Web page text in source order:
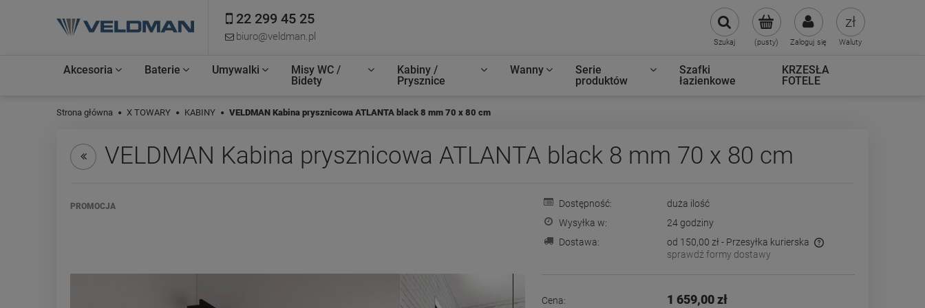
22 299 45 25
biuro@veldman.pl (pusty) Zaloguj się
Szukaj Waluty
Akcesoria Baterie Umywalki
Misy WC /
Bidety
Kabiny /
Prysznice
Wanny
Serie
produktów
Szafki
łazienkowe
KRZESŁA
FOTELE
Strona główna X TOWARY KABINY VELDMAN Kabina prysznicowa ATLANTA black 8 mm 70 x 80 cm
VELDMAN Kabina prysznicowa ATLANTA black 8 mm 70 x 80 cm
PROMOCJA Dostępność:
duża ilość
Wysyłka w:
24 godziny
Dostawa:
od 150,00 zł - Przesyłka kurierska
sprawdź formy dostawy
Cena: 1 659,00 zł